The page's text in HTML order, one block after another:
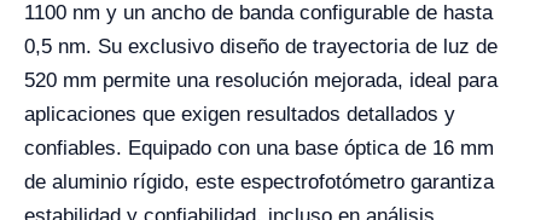
1100 nm y un ancho de banda configurable de hasta
0,5 nm. Su exclusivo diseño de trayectoria de luz de
520 mm permite una resolución mejorada, ideal para
aplicaciones que exigen resultados detallados y
confiables. Equipado con una base óptica de 16 mm
de aluminio rígido, este espectrofotómetro garantiza